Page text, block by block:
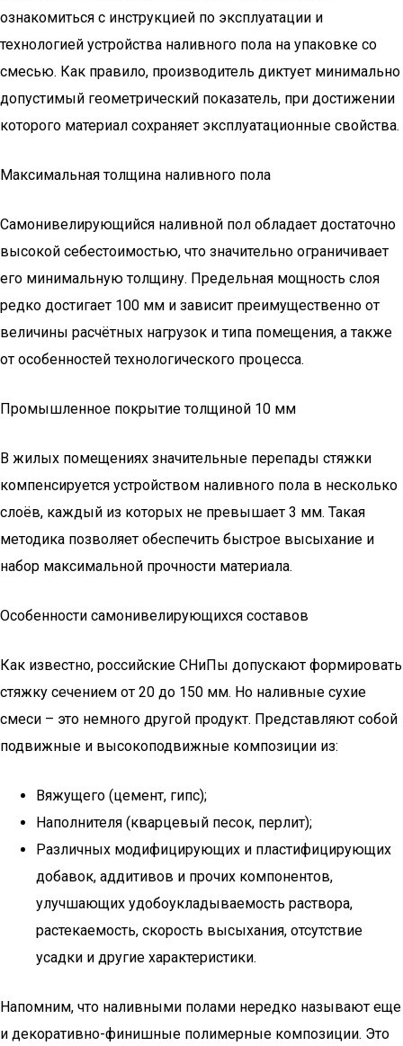
ознакомиться с инструкцией по эксплуатации и
технологией устройства наливного пола на упаковке со
смесью. Как правило, производитель диктует минимально
допустимый геометрический показатель, при достижении
которого материал сохраняет эксплуатационные свойства.
Максимальная толщина наливного пола
Самонивелирующийся наливной пол обладает достаточно
высокой себестоимостью, что значительно ограничивает
его минимальную толщину. Предельная мощность слоя
редко достигает 100 мм и зависит преимущественно от
величины расчётных нагрузок и типа помещения, а также
от особенностей технологического процесса.
Промышленное покрытие толщиной 10 мм
В жилых помещениях значительные перепады стяжки
компенсируется устройством наливного пола в несколько
слоёв, каждый из которых не превышает 3 мм. Такая
методика позволяет обеспечить быстрое высыхание и
набор максимальной прочности материала.
Особенности самонивелирующихся составов
Как известно, российские СНиПы допускают формировать
стяжку сечением от 20 до 150 мм. Но наливные сухие
смеси – это немного другой продукт. Представляют собой
подвижные и высокоподвижные композиции из:
Вяжущего (цемент, гипс);
Наполнителя (кварцевый песок, перлит);
Различных модифицирующих и пластифицирующих
добавок, аддитивов и прочих компонентов,
улучшающих удобоукладываемость раствора,
растекаемость, скорость высыхания, отсутствие
усадки и другие характеристики.
Напомним, что наливными полами нередко называют еще
и декоративно-финишные полимерные композиции. Это